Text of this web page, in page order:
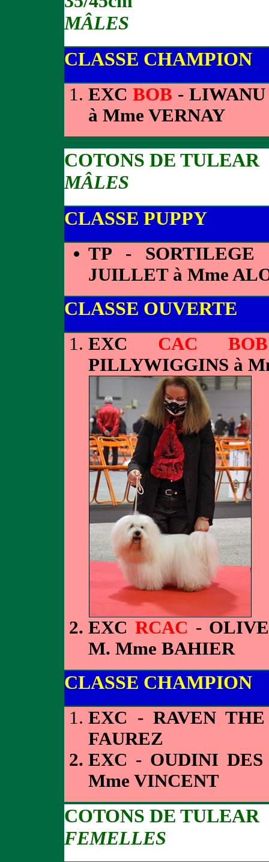
MÂLES
CLASSE CHAMPION
EXCBOB -
à Mme VERNAY
COTONS DE TULEAR
MÂLES
CLASSE PUPPY
TP - SORTILEGE
JUILLET à Mme
CLASSE OUVERTE
EXC CAC BOB
PILLYWIGGINS à
EXCRCAC -
M. Mme BAHIER
CLASSE CHAMPION
EXC - RAVEN
FAUREZ
EXC - OUDINI DES
Mme VINCENT
COTONS DE TULEAR
FEMELLES